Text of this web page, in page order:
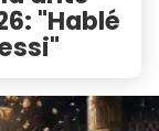
"Hablé